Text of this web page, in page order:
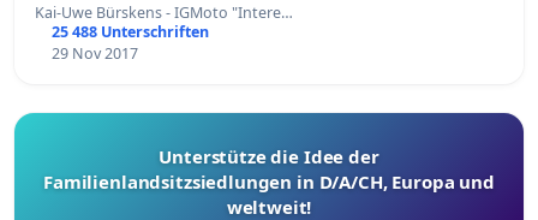
Kai-Uwe Bürskens - IGMoto "Intere…
25 488 Unterschriften
29 Nov 2017
Unterstütze die Idee der
Familienlandsitzsiedlungen in D/A/CH, Europa und
weltweit!